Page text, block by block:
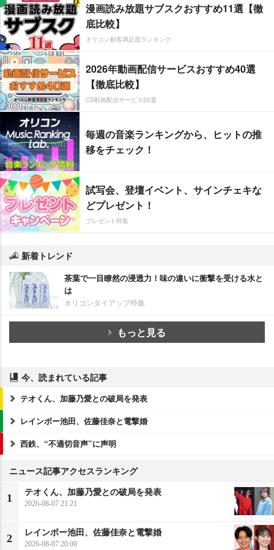
漫画読み放題サブスクおすすめ11選【徹
底比較】
オリコン顧客満足度ランキング
2026年動画配信サービスおすすめ40選
【徹底比較】
CS動画配信サービス20選
毎週の音楽ランキングから、ヒットの推
移をチェック！
試写会、登壇イベント、サインチェキな
どプレゼント！
プレゼント特集
新着トレンド
茶葉で一目瞭然の浸透力！味の違いに衝撃を受ける水と
は
オリコンタイアップ特集
もっと見る
今、読まれている記事
テオくん、加藤乃愛との破局を発表
レインボー池田、佐藤佳奈と電撃婚
西鉄、“不適切音声”に声明
ニュース記事アクセスランキング
1
テオくん、加藤乃愛との破局を発表
2026-08-07 21:21
2
レインボー池田、佐藤佳奈と電撃婚
2026-08-07 20:00